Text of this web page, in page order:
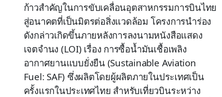
ก้าวสำคัญในการขับเคลื่อนอุตสาหกรรมการบินไทย
สู่อนาคตที่เป็นมิตรต่อสิ่งแวดล้อม โครงการนำร่อง
ดังกล่าวเกิดขึ้นภายหลังการลงนามหนังสือแสดง
เจตจำนง (LOI) เรื่อง การซื้อน้ำมันเชื้อเพลิง
อากาศยานแบบยั่งยืน (Sustainable Aviation
Fuel: SAF) ซึ่งผลิตโดยผู้ผลิตภายในประเทศเป็น
ครั้งแรกในประเทศไทย สำหรับเที่ยวบินระหว่าง